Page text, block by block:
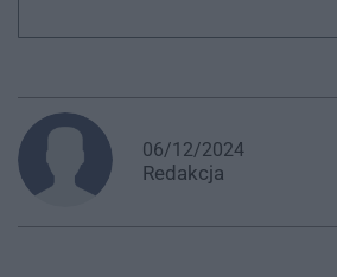
06/12/2024
Redakcja